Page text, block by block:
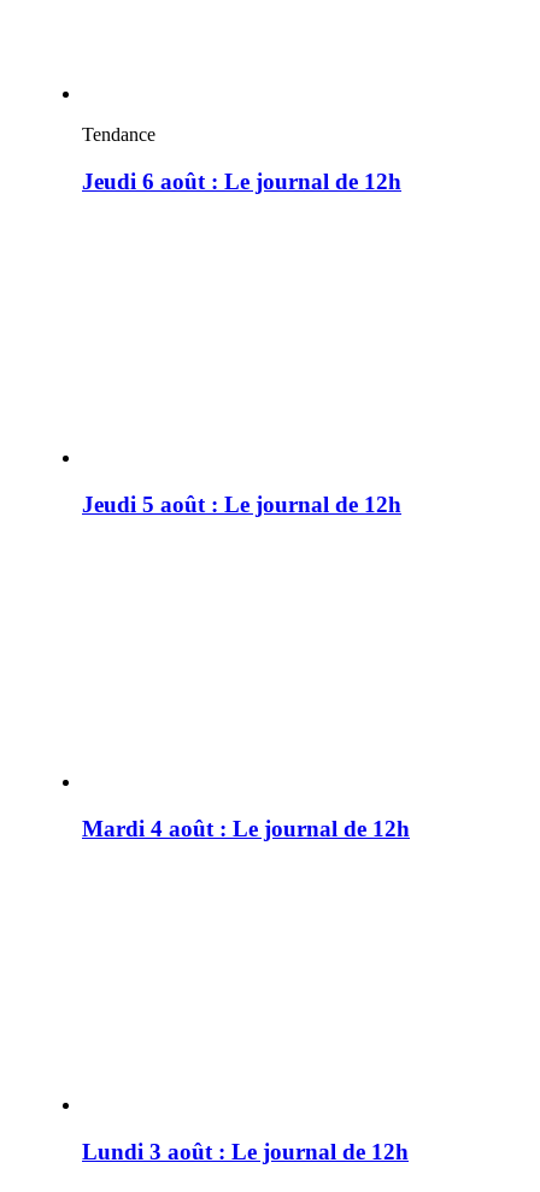
Tendance
Jeudi 6 août : Le journal de 12h
Jeudi 5 août : Le journal de 12h
Mardi 4 août : Le journal de 12h
Lundi 3 août : Le journal de 12h